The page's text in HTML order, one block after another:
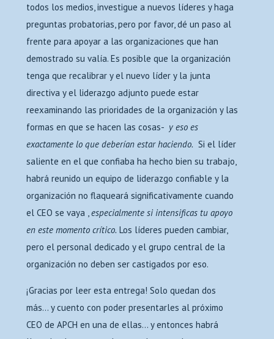
todos los medios, investigue a nuevos líderes y haga
preguntas probatorias, pero por favor, dé un paso al
frente para apoyar a las organizaciones que han
demostrado su valía. Es posible que la organización
tenga que recalibrar y el nuevo líder y la junta
directiva y el liderazgo adjunto puede estar
reexaminando las prioridades de la organización y las
formas en que se hacen las cosas- y eso es
exactamente lo que deberían estar haciendo. Si el líder
saliente en el que confiaba ha hecho bien su trabajo,
habrá reunido un equipo de liderazgo confiable y la
organización no flaqueará significativamente cuando
el CEO se vaya ,especialmente si intensificas tu apoyo
en este momento crítico. Los líderes pueden cambiar,
pero el personal dedicado y el grupo central de la
organización no deben ser castigados por eso.
¡Gracias por leer esta entrega! Solo quedan dos
más… y cuento con poder presentarles al próximo
CEO de APCH en una de ellas… y entonces habrá